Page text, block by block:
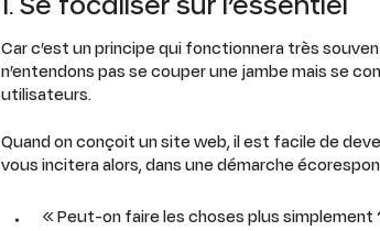
Car c’est un principe qui fonctionnera très
n’entendons pas se couper une jambe mais se
utilisateurs.
Quand on conçoit un site web, il est facile de
vous incitera alors, dans une démarche
« Peut-on faire les choses plus simplement